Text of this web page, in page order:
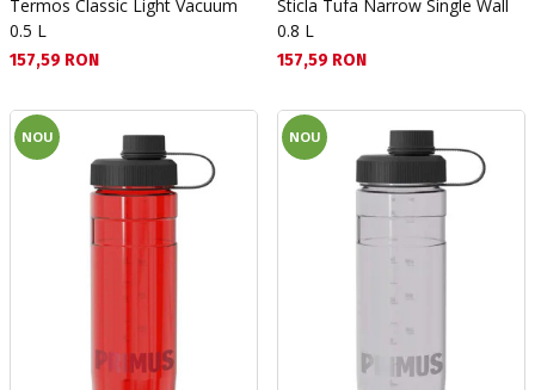
Termos Classic Light Vacuum
0.5 L
Текуща цена:
157,59 RON
Sticla Tufa Narrow Single Wall
0.8 L
Текуща цена:
157,59 RON
NOU NOU